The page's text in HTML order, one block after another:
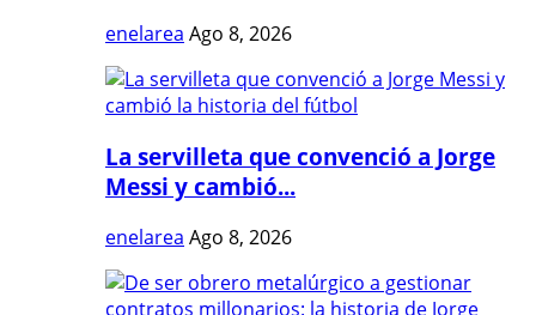
enelarea Ago 8, 2026
La servilleta que convenció a Jorge
Messi y cambió...
enelarea Ago 8, 2026